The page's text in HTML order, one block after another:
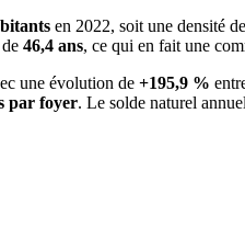
en 2022, soit une densité de
46,4 ans, ce qui en fait une
une évolution de +195,9 %
par foyer. Le solde naturel